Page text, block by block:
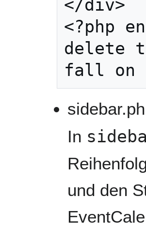
</div>
<?php
delete
In
und den